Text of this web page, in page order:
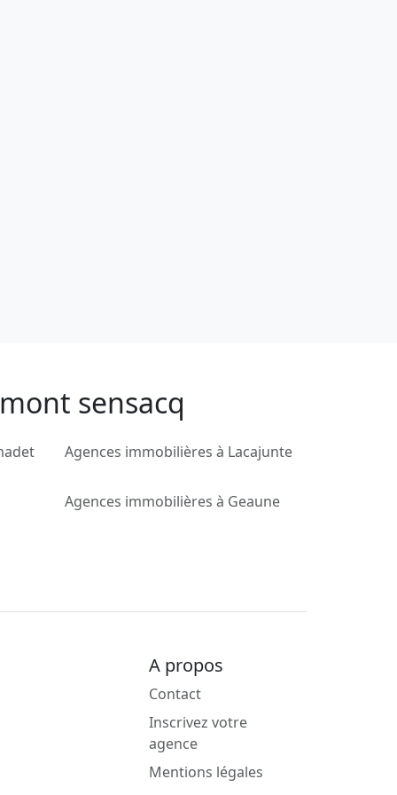
sensacq
Agences immobilières à Lacajunte
Agences immobilières à Geaune
A propos
Contact
Inscrivez votre
agence
Mentions légales